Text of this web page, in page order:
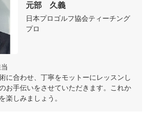
元部　久義
日本プロゴルフ協会ティーチング
プロ
に合わせ、丁寧をモットーにレッスンし
お手伝いをさせていただきます。これか
楽しみましょう。